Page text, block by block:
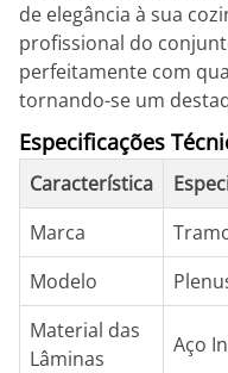
de elegância à sua
profissional do
perfeitamente com
tornando-se um
Especificações
Característica
Marca
Modelo
Material das
Lâminas
Aço